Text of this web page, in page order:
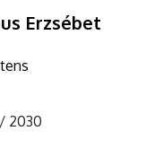
Erzsébet
/ 2030